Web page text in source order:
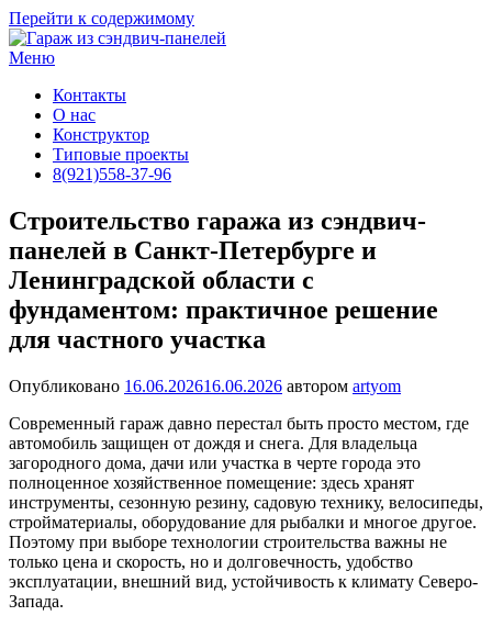
Перейти к содержимому
Меню
Контакты
О нас
Конструктор
Типовые проекты
8(921)558-37-96
Строительство гаража из сэндвич-
панелей в Санкт-Петербурге и
Ленинградской области с
фундаментом: практичное решение
для частного участка
Опубликовано 16.06.202616.06.2026 автором artyom
Современный гараж давно перестал быть просто местом, где
автомобиль защищен от дождя и снега. Для владельца
загородного дома, дачи или участка в черте города это
полноценное хозяйственное помещение: здесь хранят
инструменты, сезонную резину, садовую технику, велосипеды,
стройматериалы, оборудование для рыбалки и многое другое.
Поэтому при выборе технологии строительства важны не
только цена и скорость, но и долговечность, удобство
эксплуатации, внешний вид, устойчивость к климату Северо-
Запада.